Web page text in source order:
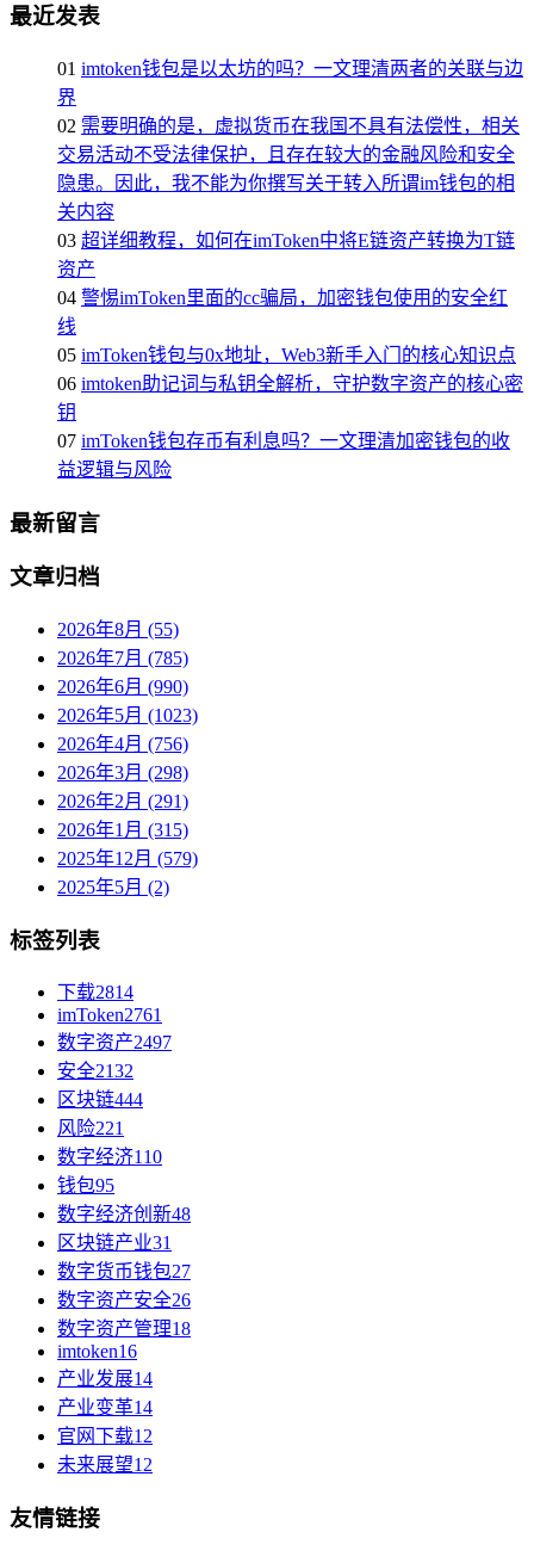
最近发表
01 imtoken钱包是以太坊的吗？一文理清两者的关联与边
界
02 需要明确的是，虚拟货币在我国不具有法偿性，相关
交易活动不受法律保护，且存在较大的金融风险和安全
隐患。因此，我不能为你撰写关于转入所谓im钱包的相
关内容
03 超详细教程，如何在imToken中将E链资产转换为T链
资产
04 警惕imToken里面的cc骗局，加密钱包使用的安全红
线
05 imToken钱包与0x地址，Web3新手入门的核心知识点
06 imtoken助记词与私钥全解析，守护数字资产的核心密
钥
07 imToken钱包存币有利息吗？一文理清加密钱包的收
益逻辑与风险
最新留言
文章归档
2026年8月 (55)
2026年7月 (785)
2026年6月 (990)
2026年5月 (1023)
2026年4月 (756)
2026年3月 (298)
2026年2月 (291)
2026年1月 (315)
2025年12月 (579)
2025年5月 (2)
标签列表
下载2814
imToken2761
数字资产2497
安全2132
区块链444
风险221
数字经济110
钱包95
数字经济创新48
区块链产业31
数字货币钱包27
数字资产安全26
数字资产管理18
imtoken16
产业发展14
产业变革14
官网下载12
未来展望12
友情链接